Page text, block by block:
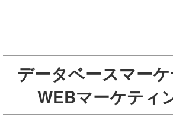
データベースマー
WEBマーケティ